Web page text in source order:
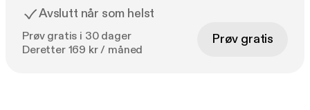
Avslutt når som helst
Prøv gratis i 30 dager
Deretter 169 kr / måned
Prøv gratis